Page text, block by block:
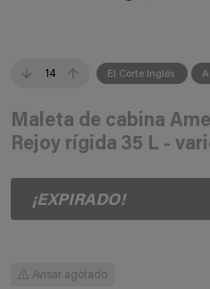
14 El Corte Inglés
Maleta de cabina
Rejoy rígida 35 L -
¡EXPIRADO!
Avisar agotado